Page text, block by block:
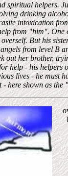
spiritual helpers.
drinking
intoxication
from "him". One
But his
from level B
out her brother,
help - his helpers
lives - he must
here shown as the